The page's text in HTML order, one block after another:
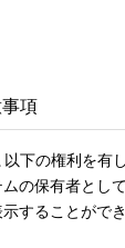
項
下の権利を有し
の保有者とし
することができ